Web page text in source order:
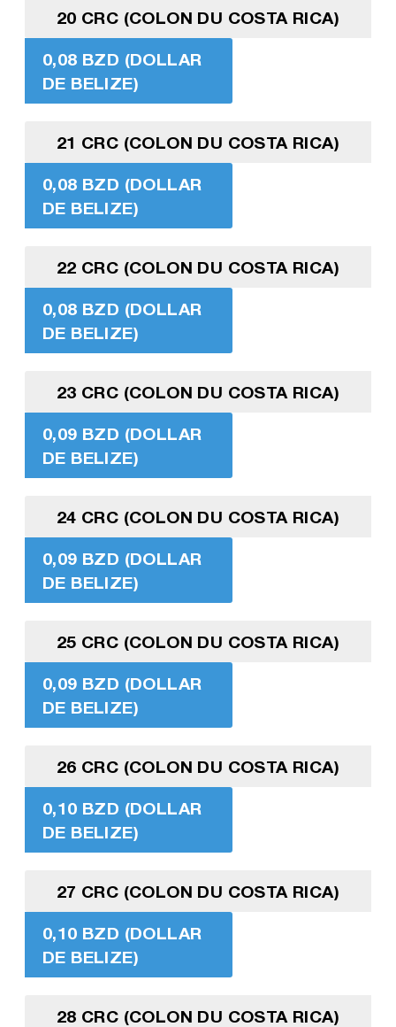
20 CRC (COLON DU COSTA RICA)
0,08 BZD (DOLLAR
DE BELIZE)
21 CRC (COLON DU COSTA RICA)
0,08 BZD (DOLLAR
DE BELIZE)
22 CRC (COLON DU COSTA RICA)
0,08 BZD (DOLLAR
DE BELIZE)
23 CRC (COLON DU COSTA RICA)
0,09 BZD (DOLLAR
DE BELIZE)
24 CRC (COLON DU COSTA RICA)
0,09 BZD (DOLLAR
DE BELIZE)
25 CRC (COLON DU COSTA RICA)
0,09 BZD (DOLLAR
DE BELIZE)
26 CRC (COLON DU COSTA RICA)
0,10 BZD (DOLLAR
DE BELIZE)
27 CRC (COLON DU COSTA RICA)
0,10 BZD (DOLLAR
DE BELIZE)
28 CRC (COLON DU COSTA RICA)